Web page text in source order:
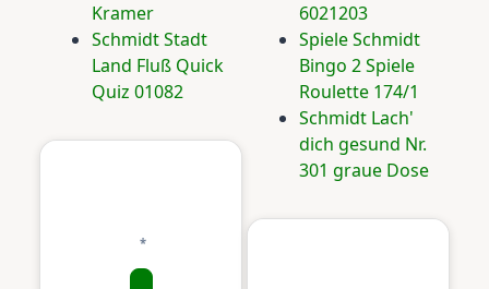
Kramer
Schmidt Stadt
Land Fluß Quick
Quiz 01082
6021203
Spiele Schmidt
Bingo 2 Spiele
Roulette 174/1
Schmidt Lach'
dich gesund Nr.
301 graue Dose